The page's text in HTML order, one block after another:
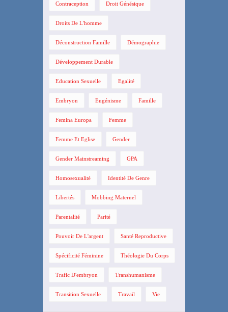
Contraception Droit Génésique
Droits De L'homme
Déconstruction Famille Démographie
Développement Durable
Education Sexuelle Egalité
Embryon Eugénisme Famille
Femina Europa Femme
Femme Et Eglise Gender
Gender Mainstreaming GPA
Homosexualité Identité De Genre
Libertés Mobbing Maternel
Parentalité Parité
Pouvoir De L'argent Santé Reproductive
Spécificité Féminine Théologie Du Corps
Trafic D'embryon Transhumanisme
Transition Sexuelle Travail Vie